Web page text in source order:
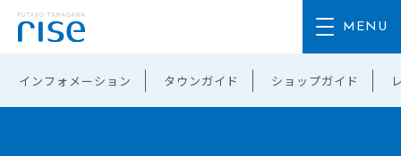
インフォメーション タウンガイド ショップガイド